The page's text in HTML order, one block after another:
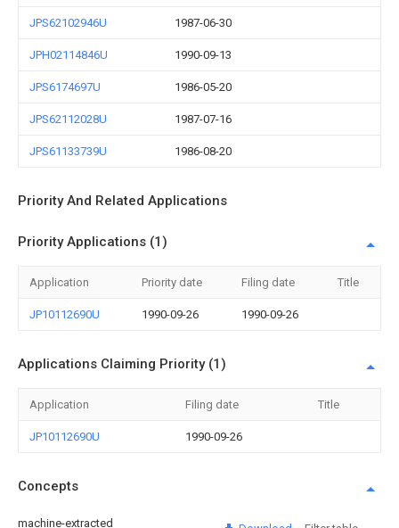
JPS62102946U 1987-06-30
JPH02114846U 1990-09-13
JPS6174697U 1986-05-20
JPS62112028U 1987-07-16
JPS61133739U 1986-08-20
Priority And Related Applications
Priority Applications (1)
Application Priority date Filing date Title
JP10112690U 1990-09-26 1990-09-26
Applications Claiming Priority (1)
Application Filing date Title
JP10112690U 1990-09-26
Concepts
machine-extracted